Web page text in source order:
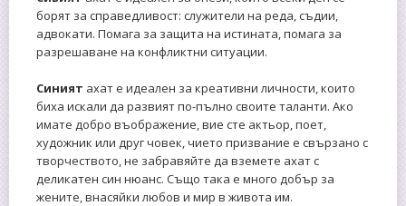
борят за справедливост: служители на реда, съдии,
адвокати. Помага за защита на истината, помага за
разрешаване на конфликтни ситуации.
Синият ахат е идеален за креативни личности, които
биха искали да развият по-пълно своите таланти. Ако
имате добро въображение, вие сте актьор, поет,
художник или друг човек, чието призвание е свързано с
творчеството, не забравяйте да вземете ахат с
деликатен син нюанс. Също така е много добър за
жените, внасяйки любов и мир в живота им.